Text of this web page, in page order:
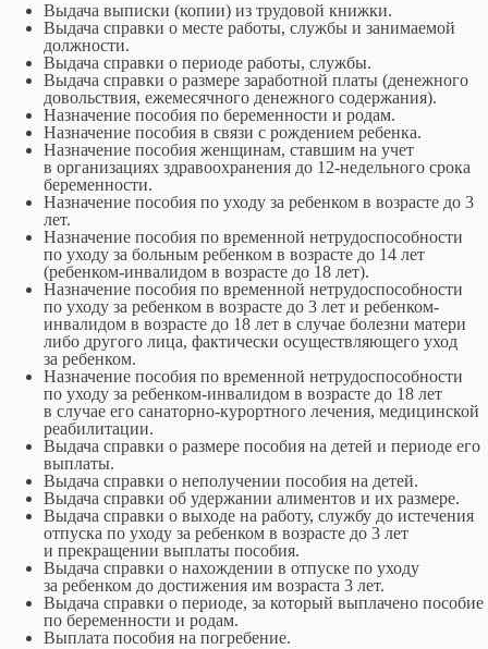
Выдача выписки (копии) из трудовой книжки.
Выдача справки о месте работы, службы и занимаемой
должности.
Выдача справки о периоде работы, службы.
Выдача справки о размере заработной платы (денежного
довольствия, ежемесячного денежного содержания).
Назначение пособия по беременности и родам.
Назначение пособия в связи с рождением ребенка.
Назначение пособия женщинам, ставшим на учет
в организациях здравоохранения до 12-недельного срока
беременности.
Назначение пособия по уходу за ребенком в возрасте до 3
лет.
Назначение пособия по временной нетрудоспособности
по уходу за больным ребенком в возрасте до 14 лет
(ребенком-инвалидом в возрасте до 18 лет).
Назначение пособия по временной нетрудоспособности
по уходу за ребенком в возрасте до 3 лет и ребенком-
инвалидом в возрасте до 18 лет в случае болезни матери
либо другого лица, фактически осуществляющего уход
за ребенком.
Назначение пособия по временной нетрудоспособности
по уходу за ребенком-инвалидом в возрасте до 18 лет
в случае его санаторно-курортного лечения, медицинской
реабилитации.
Выдача справки о размере пособия на детей и периоде его
выплаты.
Выдача справки о неполучении пособия на детей.
Выдача справки об удержании алиментов и их размере.
Выдача справки о выходе на работу, службу до истечения
отпуска по уходу за ребенком в возрасте до 3 лет
и прекращении выплаты пособия.
Выдача справки о нахождении в отпуске по уходу
за ребенком до достижения им возраста 3 лет.
Выдача справки о периоде, за который выплачено пособие
по беременности и родам.
Выплата пособия на погребение.